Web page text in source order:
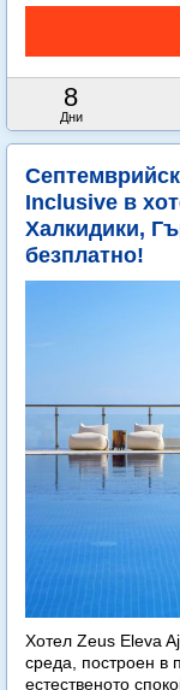
8
Дни
Inclusive в
Халкидики,
безплатно!
Хотел Zeus Eleva
среда, построен в
естественото